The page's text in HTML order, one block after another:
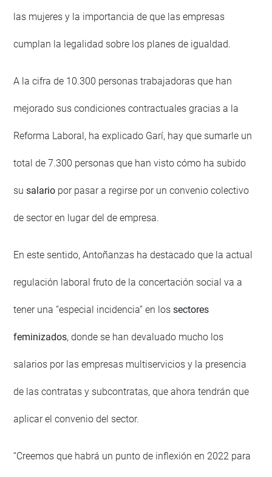
las mujeres y la importancia de que las empresas
cumplan la legalidad sobre los planes de igualdad.
A la cifra de 10.300 personas trabajadoras que han
mejorado sus condiciones contractuales gracias a la
Reforma Laboral, ha explicado Garí, hay que sumarle un
total de 7.300 personas que han visto cómo ha subido
susalario por pasar a regirse por un convenio colectivo
de sector en lugar del de empresa.
En este sentido, Antoñanzas ha destacado que la actual
regulación laboral fruto de la concertación social va a
tener una “especial incidencia” en lossectores
feminizados, donde se han devaluado mucho los
salarios por las empresas multiservicios y la presencia
de las contratas y subcontratas, que ahora tendrán que
aplicar el convenio del sector.
“Creemos que habrá un punto de inflexión en 2022 para